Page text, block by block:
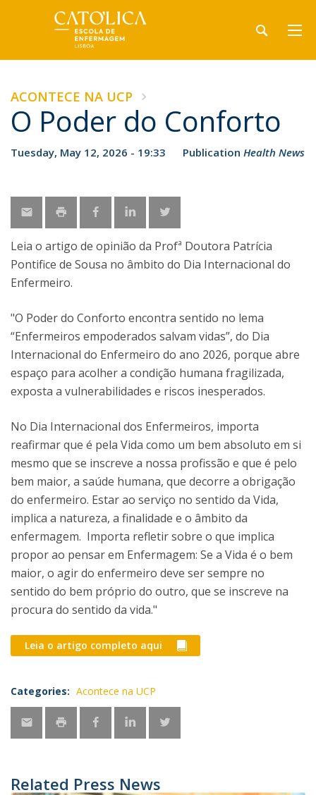
ACONTECE NA UCP
O Poder do Conforto
Tuesday, May 12, 2026 - 19:33 Publication Health News
Leia o artigo de opinião da Profª Doutora Patrícia
Pontifice de Sousa no âmbito do Dia Internacional do
Enfermeiro.
"O Poder do Conforto encontra sentido no lema
“Enfermeiros empoderados salvam vidas”, do Dia
Internacional do Enfermeiro do ano 2026, porque abre
espaço para acolher a condição humana fragilizada,
exposta a vulnerabilidades e riscos inesperados.
No Dia Internacional dos Enfermeiros, importa
reafirmar que é pela Vida como um bem absoluto em si
mesmo que se inscreve a nossa profissão e que é pelo
bem maior, a saúde humana, que decorre a obrigação
do enfermeiro. Estar ao serviço no sentido da Vida,
implica a natureza, a finalidade e o âmbito da
enfermagem. Importa refletir sobre o que implica
propor ao pensar em Enfermagem: Se a Vida é o bem
maior, o agir do enfermeiro deve ser sempre no
sentido do bem próprio do outro, que se inscreve na
procura do sentido da vida."
Leia o artigo completo aqui
Categories: Acontece na UCP
Related Press News